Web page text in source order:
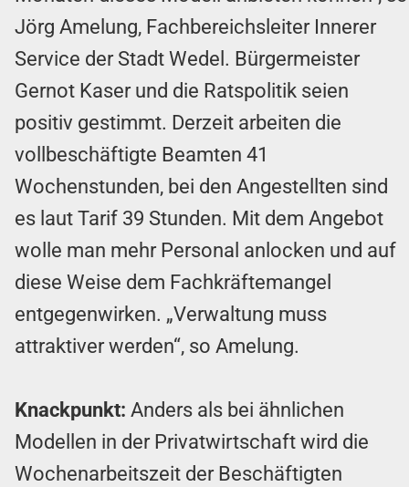
Jörg Amelung, Fachbereichsleiter Innerer
Service der Stadt Wedel. Bürgermeister
Gernot Kaser und die Ratspolitik seien
positiv gestimmt. Derzeit arbeiten die
vollbeschäftigte Beamten 41
Wochenstunden, bei den Angestellten sind
es laut Tarif 39 Stunden. Mit dem Angebot
wolle man mehr Personal anlocken und auf
diese Weise dem Fachkräftemangel
entgegenwirken. „Verwaltung muss
attraktiver werden“, so Amelung.
Knackpunkt: Anders als bei ähnlichen
Modellen in der Privatwirtschaft wird die
Wochenarbeitszeit der Beschäftigten